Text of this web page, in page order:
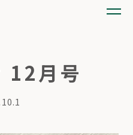
12月号